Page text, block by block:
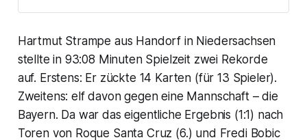
Kartenfest mit Kahn und Co. - und
zieht den Vergleich zum aktuellen
Top-Spiel.
Hartmut Strampe aus Handorf in Niedersachsen
stellte in 93:08 Minuten Spielzeit zwei Rekorde
auf. Erstens: Er zückte 14 Karten (für 13 Spieler).
Zweitens: elf davon gegen eine Mannschaft – die
Bayern. Da war das eigentliche Ergebnis (1:1) nach
Toren von Roque Santa Cruz (6.) und Fredi Bobic